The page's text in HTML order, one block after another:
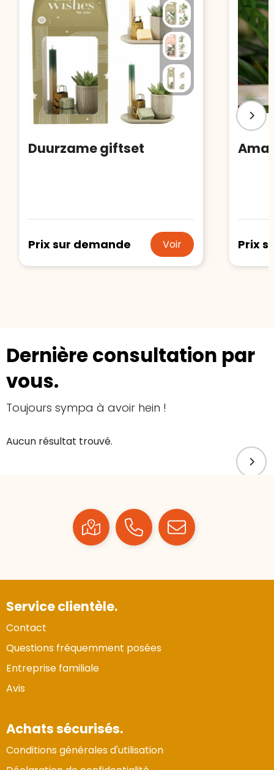
Duurzame giftset
Prix sur demande Voir Prix
Dernière consultation par
vous.
Toujours sympa à avoir hein !
Aucun résultat trouvé.
Service clientèle.
Contact
Questions fréquemment posées
Entreprise familiale
Avis
Achats sécurisés.
Conditions générales d'utilisation